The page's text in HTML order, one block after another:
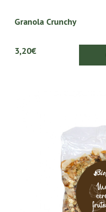
Granola Crunchy
3,20€